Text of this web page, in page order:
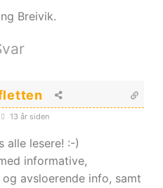
Breivik.
13 år siden
alle lesere! :-)
informative,
avsloerende info, samt